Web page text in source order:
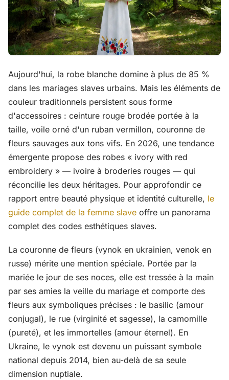
Aujourd'hui, la robe blanche domine à plus de 85 %
dans les mariages slaves urbains. Mais les éléments de
couleur traditionnels persistent sous forme
d'accessoires : ceinture rouge brodée portée à la
taille, voile orné d'un ruban vermillon, couronne de
fleurs sauvages aux tons vifs. En 2026, une tendance
émergente propose des robes « ivory with red
embroidery » — ivoire à broderies rouges — qui
réconcilie les deux héritages. Pour approfondir ce
rapport entre beauté physique et identité culturelle, le
guide complet de la femme slave offre un panorama
complet des codes esthétiques slaves.
La couronne de fleurs (vynok en ukrainien, venok en
russe) mérite une mention spéciale. Portée par la
mariée le jour de ses noces, elle est tressée à la main
par ses amies la veille du mariage et comporte des
fleurs aux symboliques précises : le basilic (amour
conjugal), le rue (virginité et sagesse), la camomille
(pureté), et les immortelles (amour éternel). En
Ukraine, le vynok est devenu un puissant symbole
national depuis 2014, bien au-delà de sa seule
dimension nuptiale.